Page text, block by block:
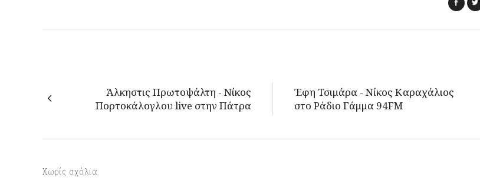
Άλκηστις Πρωτοψάλτη - Νίκος
Πορτοκάλογλου live στην Πάτρα
Έφη Τσιμάρα - Νίκος Καραχάλιος
στο Ράδιο Γάμμα 94FM
Χωρίς σχόλια